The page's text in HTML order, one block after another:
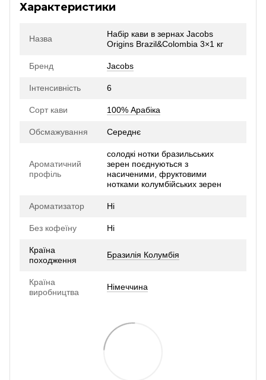
Характеристики
Назва
Набір кави в зернах Jacobs
Origins Brazil&Colombia 3×1 кг
Бренд Jacobs
Інтенсивність 6
Сорт кави 100% Арабіка
Обсмажування Середнє
Ароматичний
профіль
солодкі нотки бразильських
зерен поєднуються з
насиченими, фруктовими
нотками колумбійських зерен
Ароматизатор Ні
Без кофеїну Ні
Країна
походження
Бразилія Колумбія
Країна
виробництва
Німеччина